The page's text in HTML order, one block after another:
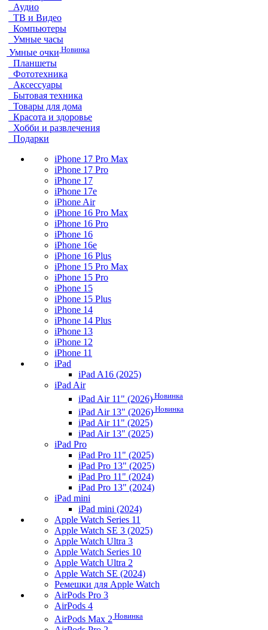
Аудио
ТВ и Видео
Компьютеры
Умные часы
Умные очки Новинка
Планшеты
Фототехника
Аксессуары
Бытовая техника
Товары для дома
Красота и здоровье
Хобби и развлечения
Подарки
iPhone 17 Pro Max
iPhone 17 Pro
iPhone 17
iPhone 17e
iPhone Air
iPhone 16 Pro Max
iPhone 16 Pro
iPhone 16
iPhone 16e
iPhone 16 Plus
iPhone 15 Pro Max
iPhone 15 Pro
iPhone 15
iPhone 15 Plus
iPhone 14
iPhone 14 Plus
iPhone 13
iPhone 12
iPhone 11
iPad
iPad A16 (2025)
iPad Air
iPad Air 11" (2026) Новинка
iPad Air 13" (2026) Новинка
iPad Air 11" (2025)
iPad Air 13" (2025)
iPad Pro
iPad Pro 11" (2025)
iPad Pro 13" (2025)
iPad Pro 11" (2024)
iPad Pro 13" (2024)
iPad mini
iPad mini (2024)
Apple Watch Series 11
Apple Watch SE 3 (2025)
Apple Watch Ultra 3
Apple Watch Series 10
Apple Watch Ultra 2
Apple Watch SE (2024)
Ремешки для Apple Watch
AirPods Pro 3
AirPods 4
AirPods Max 2 Новинка